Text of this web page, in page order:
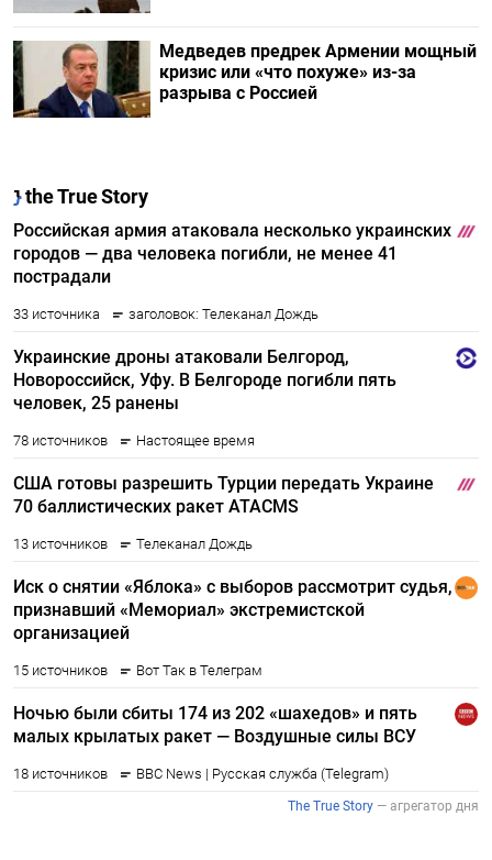
Медведев предрек Армении мощный
кризис или «что похуже» из-за
разрыва с Россией